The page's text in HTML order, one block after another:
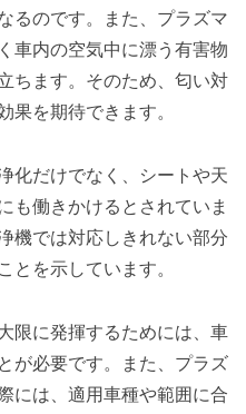
るのです。また、プラズマ
車内の空気中に漂う有害物
ちます。そのため、匂い対
果を期待できます。
化だけでなく、シートや天
も働きかけるとされていま
機では対応しきれない部分
とを示しています。
限に発揮するためには、車
が必要です。また、プラズ
には、適用車種や範囲に合